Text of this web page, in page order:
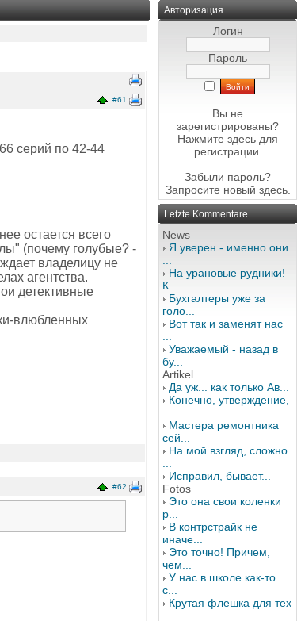
#61
серий по 42-44
остается всего
(почему голубые? -
владелицу не
агентства.
детективные
влюбленных
#62
Авторизация
Логин
Пароль
Вы не
зарегистрированы?
Нажмите здесь для
регистрации.
Забыли пароль?
Запросите новый здесь.
Letzte Kommentare
News
Я уверен - именно они
На урановые рудники!
К...
Бухгалтеры уже за
голо...
Вот так и заменят нас
Уважаемый - назад в
бу...
Artikel
Да уж... как только Ав...
Конечно, утверждение,
Мастера ремонтника
сей...
На мой взгляд, сложно
Исправил, бывает...
Fotos
Это она свои коленки
р...
В контрстрайк не
иначе...
Это точно! Причем,
чем...
У нас в школе как-то
с...
Крутая флешка для тех